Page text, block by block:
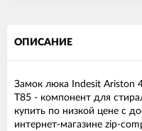
ОПИСАНИЕ
Замок люка Indesit Ariston
T85 - компонент для
купить по низкой цене с
интернет-магазине zip-